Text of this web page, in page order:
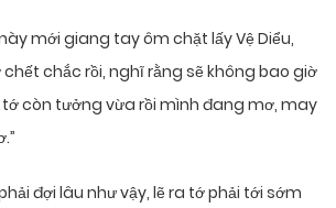
mới giang tay ôm chặt lấy Vệ Diểu,
chết chắc rồi, nghĩ rằng sẽ không bao giờ
tớ còn tưởng vừa rồi mình đang mơ, may
đợi lâu như vậy, lẽ ra tớ phải tới sớm